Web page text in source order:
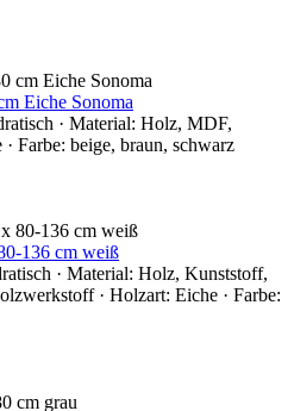
Eiche Sonoma
· Material: Holz, MDF,
Farbe: beige, braun, schwarz
136 cm weiß
· Material: Holz, Kunststoff,
· Holzart: Eiche · Farbe: